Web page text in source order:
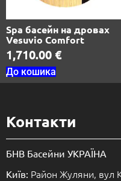
Spa басейн на дровах
Vesuvio Comfort
1,710.00 €
До кошика
Контакти
БНВ Басейни УКРАЇНА
Київ: Район Жуляни, вул